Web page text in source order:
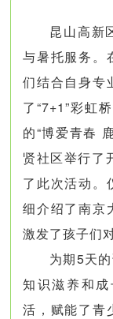
昆山高新
与暑托服务。
们结合自身专
了“7+1”彩虹
的“博爱青春
贤社区举行了
了此次活动。
细介绍了南京
激发了孩子们
为期5天
知识滋养和
活，赋能了青